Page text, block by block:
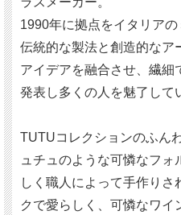
1990年に拠点をイタリア
伝統的な製法と創造的なア
アイデアを融合させ、繊細
発表し多くの人を魅了して
TUTUコレクションのふん
ュチュのような可憐なフ
しく職人によって手作りさ
クで愛らしく、可憐なワイ